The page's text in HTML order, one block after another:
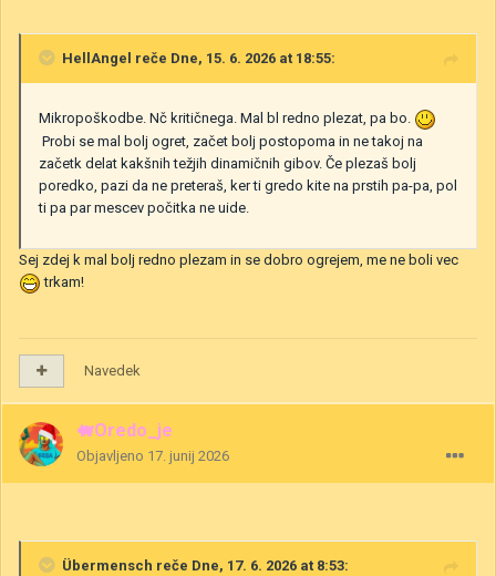
HellAngel reče Dne, 15. 6. 2026 at 18:55:
Mikropoškodbe. Nč kritičnega. Mal bl redno plezat, pa bo.
Probi se mal bolj ogret, začet bolj postopoma in ne takoj na
začetk delat kakšnih težjih dinamičnih gibov. Če plezaš bolj
poredko, pazi da ne preteraš, ker ti gredo kite na prstih pa-pa, pol
ti pa par mescev počitka ne uide.
Sej zdej k mal bolj redno plezam in se dobro ogrejem, me ne boli vec
trkam!
Navedek
🐖Oredo_je
Objavljeno 17. junij 2026
Übermensch reče Dne, 17. 6. 2026 at 8:53: